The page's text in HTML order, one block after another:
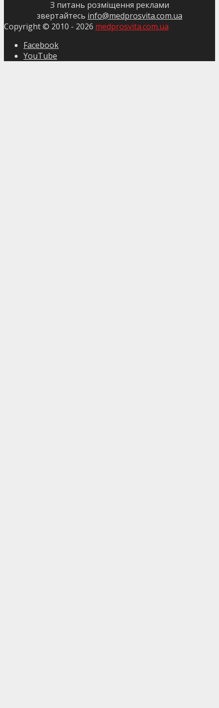
З питань розміщення реклами
звертайтесь info@medprosvita.com.ua
Copyright © 2010 - 2026 medprosvita.com.ua
Facebook
YouTube